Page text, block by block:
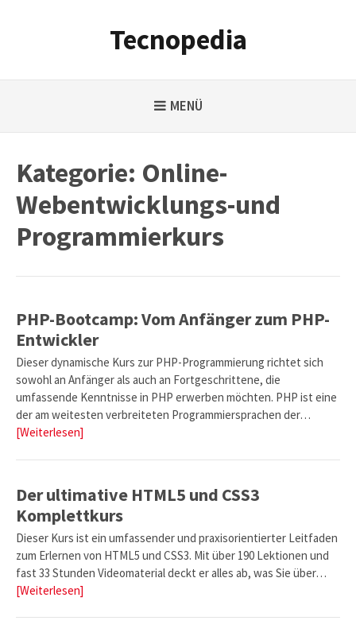
Tecnopedia
MENÜ
Kategorie: Online-
Webentwicklungs-und
Programmierkurs
PHP-Bootcamp: Vom Anfänger zum PHP-
Entwickler
Dieser dynamische Kurs zur PHP-Programmierung richtet sich
sowohl an Anfänger als auch an Fortgeschrittene, die
umfassende Kenntnisse in PHP erwerben möchten. PHP ist eine
der am weitesten verbreiteten Programmiersprachen der…
[Weiterlesen]
Der ultimative HTML5 und CSS3
Komplettkurs
Dieser Kurs ist ein umfassender und praxisorientierter Leitfaden
zum Erlernen von HTML5 und CSS3. Mit über 190 Lektionen und
fast 33 Stunden Videomaterial deckt er alles ab, was Sie über…
[Weiterlesen]